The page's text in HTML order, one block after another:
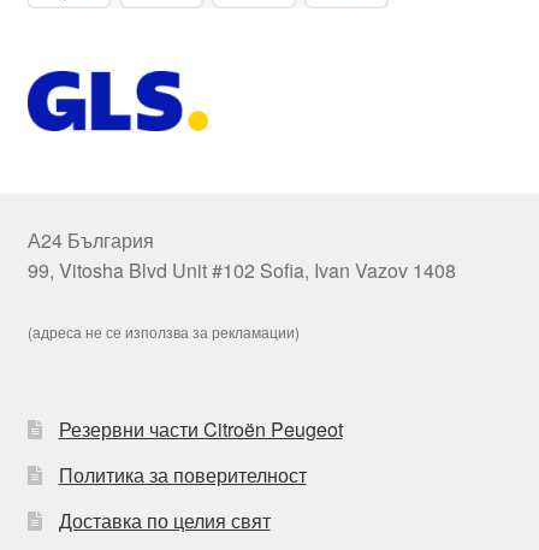
А24 България
99, Vitosha Blvd Unit #102 Sofia, Ivan Vazov 1408
(адреса не се използва за рекламации)
Резервни части Citroën Peugeot
Политика за поверителност
Доставка по целия свят